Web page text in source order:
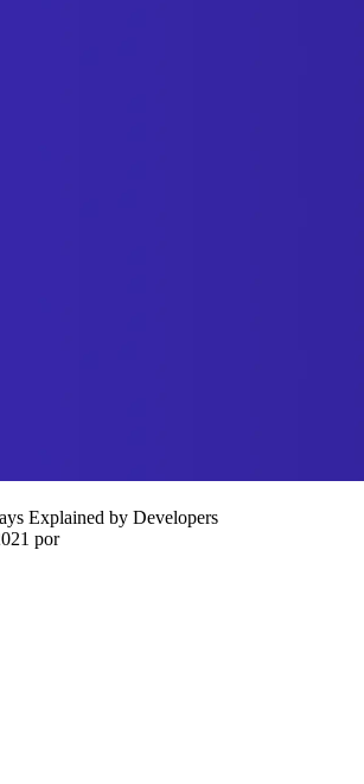
Explained by Developers
por